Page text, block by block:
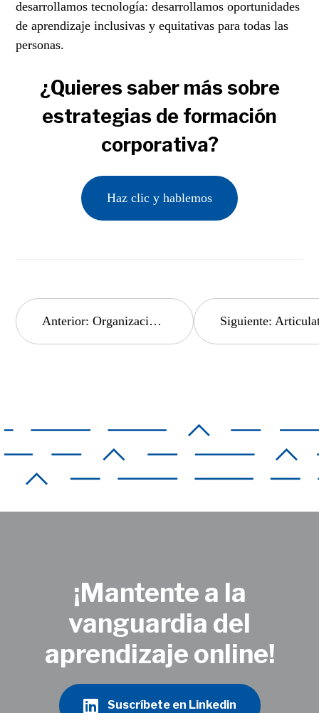
desarrollamos tecnología: desarrollamos oportunidades
de aprendizaje inclusivas y equitativas para todas las
personas.
¿Quieres saber más sobre
estrategias de formación
corporativa?
Haz clic y hablemos
Navegación
de
Anterior: Organizaciones impulsadas por Inteligencia Artificial. Siguiente: Articulate 360 para crear capacitación
¡Mantente a la
vanguardia del
aprendizaje online!
Suscríbete en Linkedin